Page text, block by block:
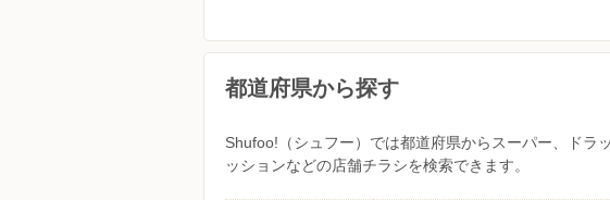
都道府県から探す
Shufoo!（シュフー）では都道府県からスーパー、ドラ
ッションなどの店舗チラシを検索できます。